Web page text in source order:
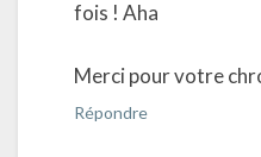
fois ! Aha
Merci pour votre
Répondre